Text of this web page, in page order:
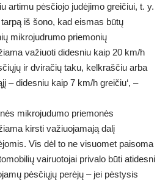
artimu pėsčiojo judėjimo greičiui, t. y.
iš šono, kad eismas būtų
mikrojudrumo priemonių
važiuoti didesniu kaip 20 km/h
ir dviračių taku, kelkraščiu arba
– didesniu kaip 7 km/h greičiu‘, –
mikrojudumo priemonės
kirsti važiuojamają dalį
Vis dėl to ne visuomet paisoma
vairuotojai privalo būti atidesni
pėsčiųjų perėjų – jei pėstysis